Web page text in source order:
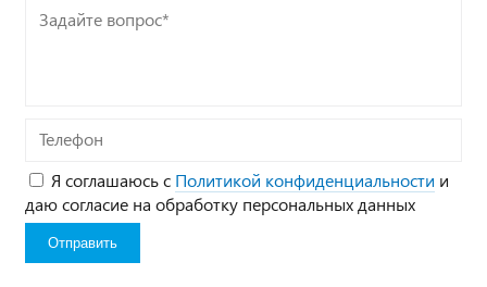
Задайте
вопрос*
Телефон
Я соглашаюсь с Политикой конфиденциальности и
даю согласие на обработку персональных данных